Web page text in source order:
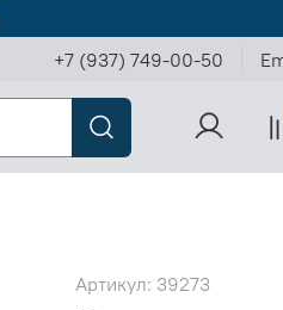
+7 (937) 749-00-50
Артикул: 39273